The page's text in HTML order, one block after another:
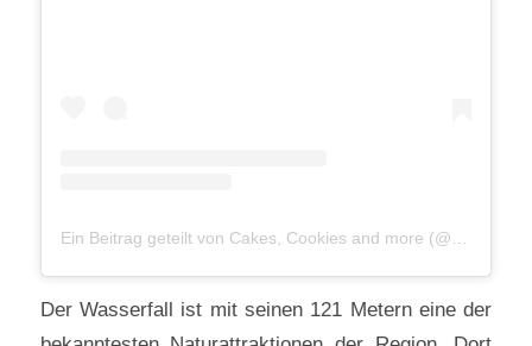
Der Wasserfall ist mit seinen 121 Metern eine der